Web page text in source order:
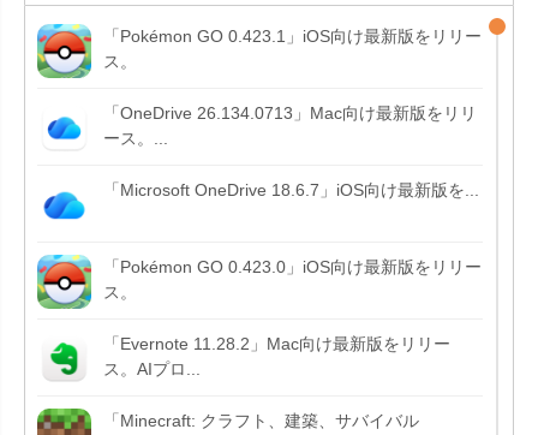
「Pokémon GO 0.423.1」iOS向け最新版をリリー
ス。
「OneDrive 26.134.0713」Mac向け最新版をリリ
ース。...
「Microsoft OneDrive 18.6.7」iOS向け最新版を...
「Pokémon GO 0.423.0」iOS向け最新版をリリー
ス。
「Evernote 11.28.2」Mac向け最新版をリリー
ス。AIプロ...
「Minecraft: クラフト、建築、サバイバル